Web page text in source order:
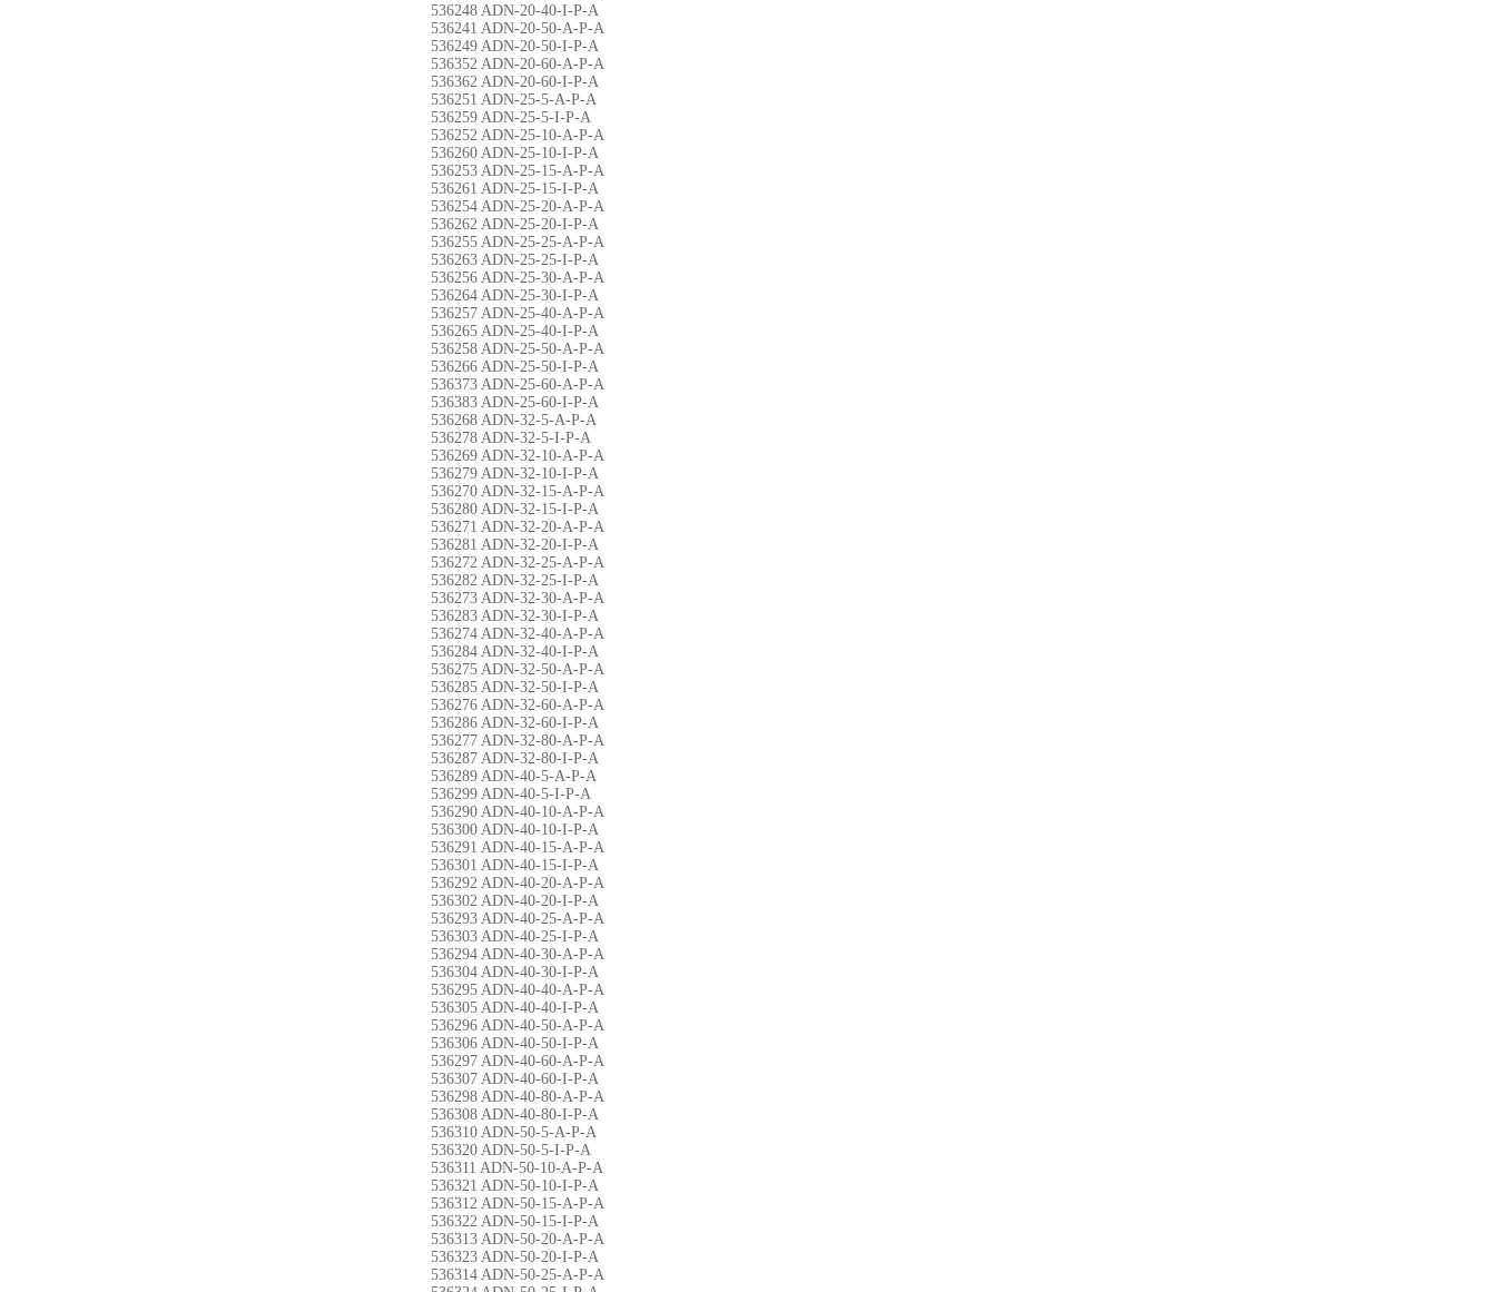
536248 ADN-20-40-I-P-A
536241 ADN-20-50-A-P-A
536249 ADN-20-50-I-P-A
536352 ADN-20-60-A-P-A
536362 ADN-20-60-I-P-A
536251 ADN-25-5-A-P-A
536259 ADN-25-5-I-P-A
536252 ADN-25-10-A-P-A
536260 ADN-25-10-I-P-A
536253 ADN-25-15-A-P-A
536261 ADN-25-15-I-P-A
536254 ADN-25-20-A-P-A
536262 ADN-25-20-I-P-A
536255 ADN-25-25-A-P-A
536263 ADN-25-25-I-P-A
536256 ADN-25-30-A-P-A
536264 ADN-25-30-I-P-A
536257 ADN-25-40-A-P-A
536265 ADN-25-40-I-P-A
536258 ADN-25-50-A-P-A
536266 ADN-25-50-I-P-A
536373 ADN-25-60-A-P-A
536383 ADN-25-60-I-P-A
536268 ADN-32-5-A-P-A
536278 ADN-32-5-I-P-A
536269 ADN-32-10-A-P-A
536279 ADN-32-10-I-P-A
536270 ADN-32-15-A-P-A
536280 ADN-32-15-I-P-A
536271 ADN-32-20-A-P-A
536281 ADN-32-20-I-P-A
536272 ADN-32-25-A-P-A
536282 ADN-32-25-I-P-A
536273 ADN-32-30-A-P-A
536283 ADN-32-30-I-P-A
536274 ADN-32-40-A-P-A
536284 ADN-32-40-I-P-A
536275 ADN-32-50-A-P-A
536285 ADN-32-50-I-P-A
536276 ADN-32-60-A-P-A
536286 ADN-32-60-I-P-A
536277 ADN-32-80-A-P-A
536287 ADN-32-80-I-P-A
536289 ADN-40-5-A-P-A
536299 ADN-40-5-I-P-A
536290 ADN-40-10-A-P-A
536300 ADN-40-10-I-P-A
536291 ADN-40-15-A-P-A
536301 ADN-40-15-I-P-A
536292 ADN-40-20-A-P-A
536302 ADN-40-20-I-P-A
536293 ADN-40-25-A-P-A
536303 ADN-40-25-I-P-A
536294 ADN-40-30-A-P-A
536304 ADN-40-30-I-P-A
536295 ADN-40-40-A-P-A
536305 ADN-40-40-I-P-A
536296 ADN-40-50-A-P-A
536306 ADN-40-50-I-P-A
536297 ADN-40-60-A-P-A
536307 ADN-40-60-I-P-A
536298 ADN-40-80-A-P-A
536308 ADN-40-80-I-P-A
536310 ADN-50-5-A-P-A
536320 ADN-50-5-I-P-A
536311 ADN-50-10-A-P-A
536321 ADN-50-10-I-P-A
536312 ADN-50-15-A-P-A
536322 ADN-50-15-I-P-A
536313 ADN-50-20-A-P-A
536323 ADN-50-20-I-P-A
536314 ADN-50-25-A-P-A